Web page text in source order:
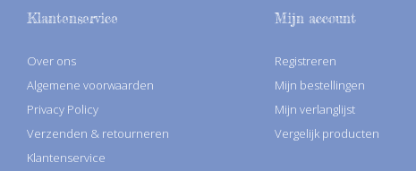
Klantenservice
Over ons
Algemene voorwaarden
Privacy Policy
Verzenden & retourneren
Klantenservice
Mijn account
Registreren
Mijn bestellingen
Mijn verlanglijst
Vergelijk producten